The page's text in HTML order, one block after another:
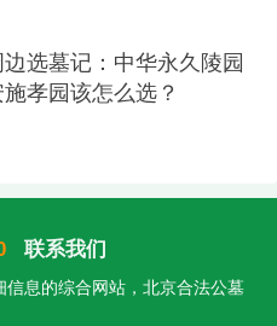
选墓记：中华永久陵园
孝园该怎么选？
联系我们
信息的综合网站，北京合法公墓